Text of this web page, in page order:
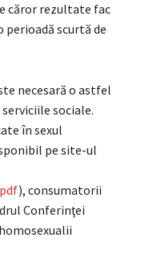
căror rezultate fac
perioadă scurtă de
necesară o astfel
sociale.
în sexul
pe site-ul
), consumatorii
Conferinţei